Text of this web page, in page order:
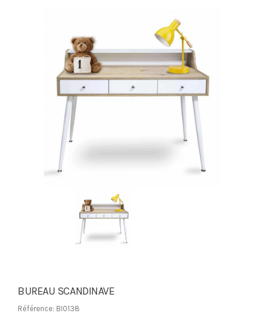
BUREAU SCANDINAVE
Référence: BI0138